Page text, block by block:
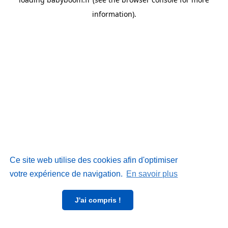
Ce site web utilise des cookies afin d'optimiser
votre expérience de navigation. En savoir plus
J'ai compris !
information).